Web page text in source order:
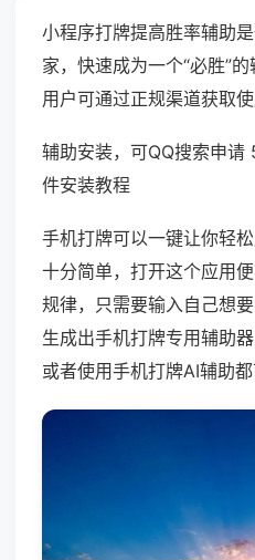
小程序打牌提高胜率辅助
家，快速成为一个“必胜”
用户可通过正规渠道获取使
辅助安装，可QQ搜索申
件安装教程
手机打牌可以一键让你轻
十分简单，打开这个应用
规律，只需要输入自己想
生成出手机打牌专用辅助
或者使用手机打牌AI辅助都